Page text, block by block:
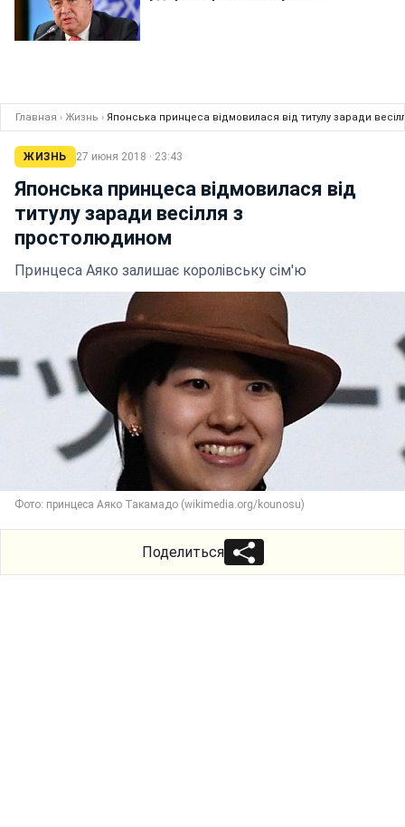
Главная › Жизнь › Японська принцеса відмовилася від титулу заради
ЖИЗНЬ 27 июня 2018 · 23:43
Японська принцеса відмовилася від
титулу заради весілля з
простолюдином
Принцеса Аяко залишає королівську сім'ю
Фото: принцеса Аяко Такамадо (wikimedia.org/kounosu)
Поделиться